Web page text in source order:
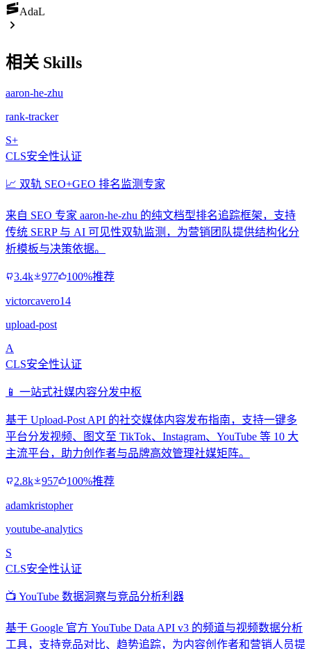
AdaL
相关 Skills
aaron-he-zhu
rank-tracker
S+
CLS安全性认证
📈 双轨 SEO+GEO 排名监测专家
来自 SEO 专家 aaron-he-zhu 的纯文档型排名追踪框架，支持
传统 SERP 与 AI 可见性双轨监测，为营销团队提供结构化分
析模板与决策依据。
3.4k 977 100%推荐
victorcavero14
upload-post
A
CLS安全性认证
📱 一站式社媒内容分发中枢
基于 Upload-Post API 的社交媒体内容发布指南，支持一键多
平台分发视频、图文至 TikTok、Instagram、YouTube 等 10 大
主流平台，助力创作者与品牌高效管理社媒矩阵。
2.8k 957 100%推荐
adamkristopher
youtube-analytics
S
CLS安全性认证
📺 YouTube 数据洞察与竞品分析利器
基于 Google 官方 YouTube Data API v3 的频道与视频数据分析
工具，支持竞品对比、趋势追踪，为内容创作者和营销人员提